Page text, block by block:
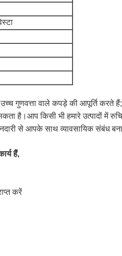
उच्च गुणवत्ता वाले कपड़े की आपूर्ति
है।आप किसी भी हमारे उत्पादों में
से आपके साथ व्यावसायिक संबंध
हैं,
करें